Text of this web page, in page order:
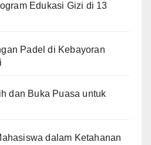
Edukasi Gizi di 13
Padel di Kebayoran
dan Buka Puasa untuk
dalam Ketahanan